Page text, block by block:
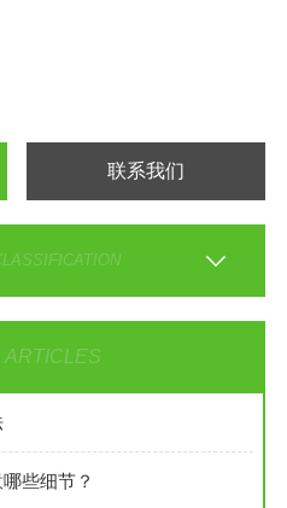
联系我们
ARTICLES
些细节？